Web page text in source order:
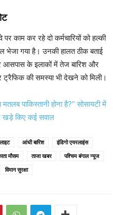
काम कर रहे दो कर्मचारियों को हल्की
गया है। उनकी हालत ठीक बताई
आसपास के इलाकों में तेज बारिश और
की समस्या भी देखने को मिली।
पाकिस्तानी होना है?” सोसायटी में
खड़े किए कई सवाल
आंधी बारिश
इंडिगो एयरलाइंस
मौसम ताजा खबर
पश्चिम बंगाल न्यूज
विमान सुरक्षा